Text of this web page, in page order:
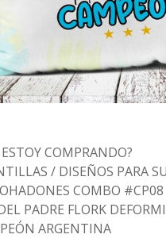
COMPRANDO?
/ DISEÑOS PARA
COMBO #CP08
PADRE FLORK
ARGENTINA